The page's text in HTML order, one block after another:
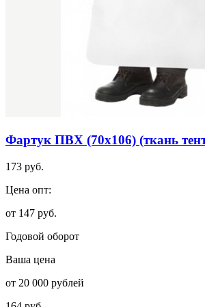
Фартук ПВХ (70х106) (ткань
173 руб.
Цена опт:
от 147 руб.
Годовой оборот
Ваша цена
от 20 000 рублей